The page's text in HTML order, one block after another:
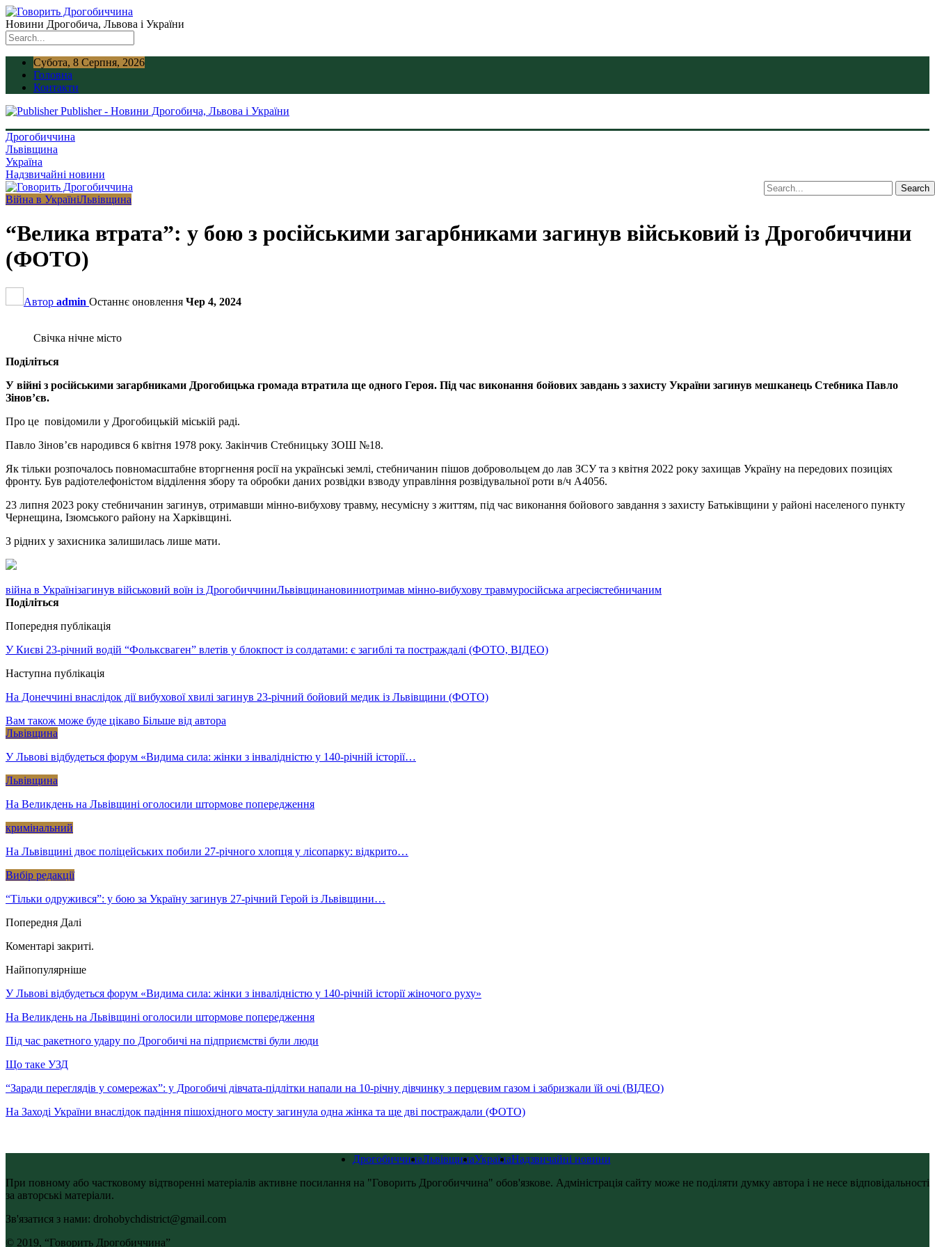
Новини Дрогобича, Львова і України
Субота, 8 Серпня, 2026
Головна
Контакти
Publisher - Новини Дрогобича, Львова і України
Дрогобиччина
Львівщина
Україна
Надзвичайні новини
Війна в УкраїніЛьвівщина
“Велика втрата”: у бою з російськими загарбниками загинув військовий із Дрогобиччини
(ФОТО)
Автор admin Останнє оновлення Чер 4, 2024
Свічка нічне місто
Поділіться
У війні з російськими загарбниками Дрогобицька громада втратила ще одного Героя. Під час виконання бойових завдань з захисту України загинув мешканець Стебника Павло
Зінов’єв.
Про це повідомили у Дрогобицькій міській раді.
Павло Зінов’єв народився 6 квітня 1978 року. Закінчив Стебницьку ЗОШ №18.
Як тільки розпочалось повномасштабне вторгнення росії на українські землі, стебничанин пішов добровольцем до лав ЗСУ та з квітня 2022 року захищав Україну на передових позиціях
фронту. Був радіотелефоністом відділення збору та обробки даних розвідки взводу управління розвідувальної роти в/ч А4056.
23 липня 2023 року стебничанин загинув, отримавши мінно-вибухову травму, несумісну з життям, під час виконання бойового завдання з захисту Батьківщини у районі населеного пункту
Чернещина, Ізюмського району на Харківщині.
З рідних у захисника залишилась лише мати.
війна в Українізагинув військовий воїн із ДрогобиччиниЛьвівщинановиниотримав мінно-вибухову травмуросійська агресіястебничаним
Поділіться
Попередня публікація
У Києві 23-річний водій “Фольксваген” влетів у блокпост із солдатами: є загиблі та постраждалі (ФОТО, ВІДЕО)
Наступна публікація
На Донеччині внаслідок дії вибухової хвилі загинув 23-річний бойовий медик із Львівщини (ФОТО)
Вам також може буде цікаво Більше від автора
Львівщина
У Львові відбудеться форум «Видима сила: жінки з інвалідністю у 140-річній історії…
Львівщина
На Великдень на Львівщині оголосили штормове попередження
кримінальний
На Львівщині двоє поліцейських побили 27-річного хлопця у лісопарку: відкрито…
Вибір редакції
“Тільки одружився”: у бою за Україну загинув 27-річний Герой із Львівщини…
Попередня Далі
Коментарі закриті.
Найпопулярніше
У Львові відбудеться форум «Видима сила: жінки з інвалідністю у 140-річній історії жіночого руху»
На Великдень на Львівщині оголосили штормове попередження
Під час ракетного удару по Дрогобичі на підприємстві були люди
Що таке УЗД
“Заради переглядів у сомережах”: у Дрогобичі дівчата-підлітки напали на 10-річну дівчинку з перцевим газом і забризкали їй очі (ВІДЕО)
На Заході України внаслідок падіння пішохідного мосту загинула одна жінка та ще дві постраждали (ФОТО)
ДрогобиччинаЛьвівщинаУкраїнаНадзвичайні новини
При повному або частковому відтворенні матеріалів активне посилання на "Говорить Дрогобиччина" обов'язкове. Адміністрація сайту може не поділяти думку автора і не несе відповідальності
за авторські матеріали.
Зв'язатися з нами: drohobychdistrict@gmail.com
© 2019, “Говорить Дрогобиччина”